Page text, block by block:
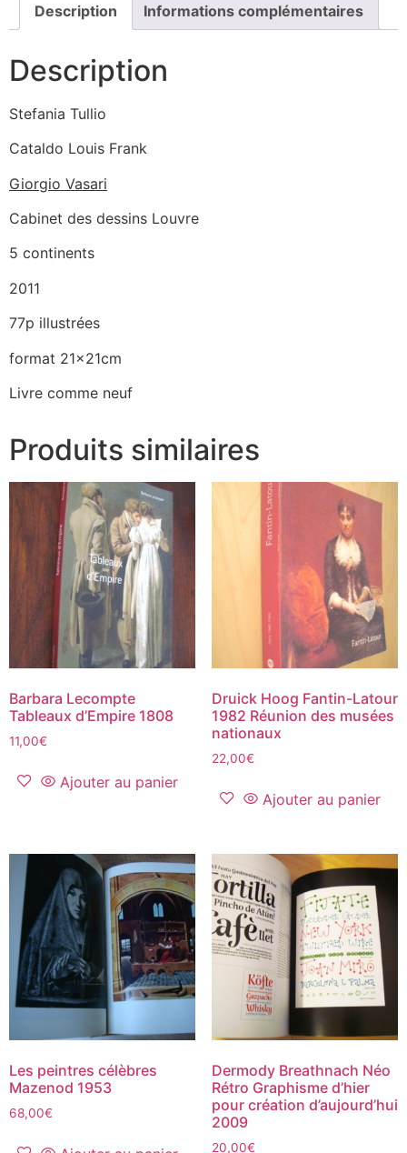
Description Informations complémentaires
Description
Stefania Tullio
Cataldo Louis Frank
Giorgio Vasari
Cabinet des dessins Louvre
5 continents
2011
77p illustrées
format 21x21cm
Livre comme neuf
Produits similaires
Barbara Lecompte
Tableaux d’Empire 1808
11,00€
Ajouter au panier
Druick Hoog Fantin-Latour
1982 Réunion des musées
nationaux
22,00€
Ajouter au panier
Les peintres célèbres
Mazenod 1953
68,00€
Dermody Breathnach Néo
Rétro Graphisme d’hier
pour création d’aujourd’hui
2009
20,00€